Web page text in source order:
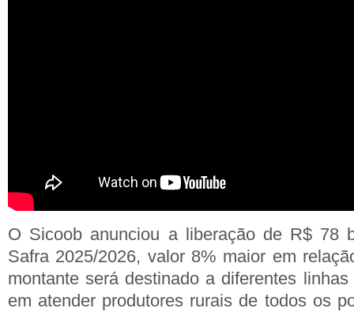
O Sicoob anunciou a liberação de R$ 78
Safra 2025/2026, valor 8% maior em
montante será destinado a diferentes
em atender produtores rurais de todos os